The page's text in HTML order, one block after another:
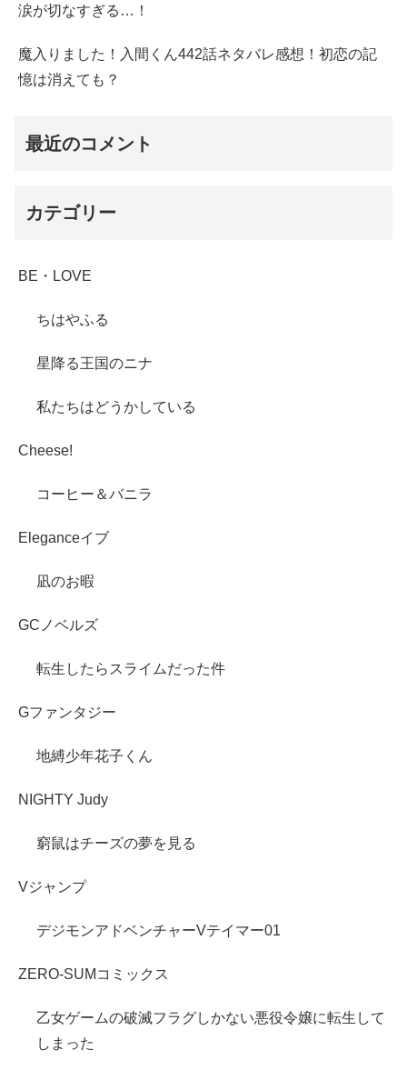
涙が切なすぎる…！
魔入りました！入間くん442話ネタバレ感想！初恋の記
憶は消えても？
最近のコメント
カテゴリー
BE・LOVE
ちはやふる
星降る王国のニナ
私たちはどうかしている
Cheese!
コーヒー＆バニラ
Eleganceイブ
凪のお暇
GCノベルズ
転生したらスライムだった件
Gファンタジー
地縛少年花子くん
NIGHTY Judy
窮鼠はチーズの夢を見る
Vジャンプ
デジモンアドベンチャーVテイマー01
ZERO-SUMコミックス
乙女ゲームの破滅フラグしかない悪役令嬢に転生して
しまった